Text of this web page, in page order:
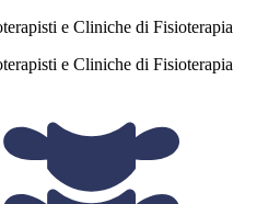
e Cliniche di Fisioterapia
e Cliniche di Fisioterapia